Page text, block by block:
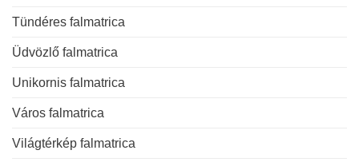
Tündéres falmatrica
Üdvözlő falmatrica
Unikornis falmatrica
Város falmatrica
Világtérkép falmatrica